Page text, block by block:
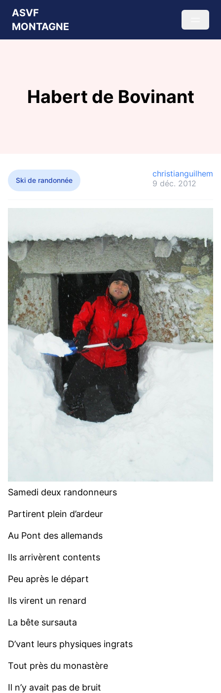
ASVF
MONTAGNE
Habert de Bovinant
Ski de randonnée
christianguilhem
9 déc. 2012
Samedi deux randonneurs
Partirent plein d’ardeur
Au Pont des allemands
Ils arrivèrent contents
Peu après le départ
Ils virent un renard
La bête sursauta
D’vant leurs physiques ingrats
Tout près du monastère
Il n’y avait pas de bruit